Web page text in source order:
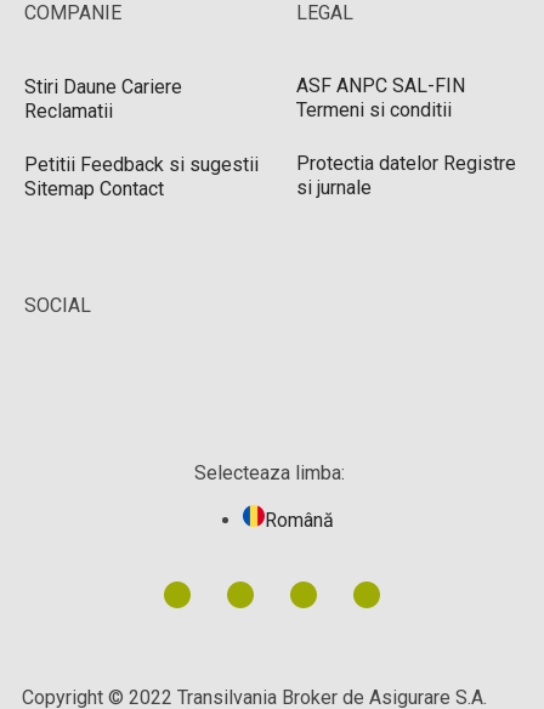
COMPANIE
Stiri Daune Cariere
Reclamatii
Petitii Feedback si sugestii
Sitemap Contact
LEGAL
ASF ANPC SAL-FIN
Termeni si conditii
Protectia datelor Registre
si jurnale
SOCIAL
Selecteaza limba:
Română
Copyright © 2022 Transilvania Broker de Asigurare S.A.